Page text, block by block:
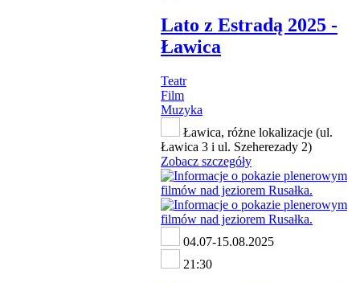
Lato z Estradą 2025 -
Ławica
Teatr
Film
Muzyka
Ławica, różne lokalizacje (ul.
Ławica 3 i ul. Szeherezady 2)
Zobacz szczegóły
04.07-15.08.2025
21:30